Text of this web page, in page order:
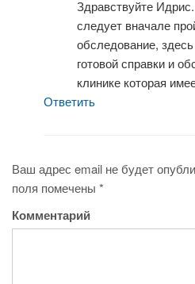
Здравствуйте
следует вначале
обследование,
готовой справки и
клинике которая
Ответить
Ваш адрес email не будет
поля помечены *
Комментарий